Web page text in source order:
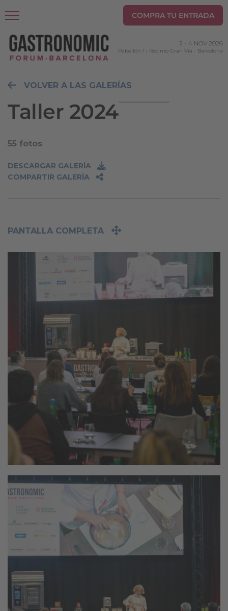
COMPRA TU ENTRADA
2 - 4 NOV 2026
Pabellón 1 | Recinto Gran Via - Barcelona
VOLVER A LAS GALERÍAS
Taller 2024
55 fotos
DESCARGAR GALERÍA
COMPARTIR GALERÍA
PANTALLA COMPLETA